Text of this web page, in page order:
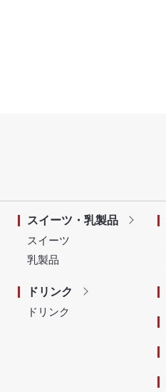
スイーツ・乳製品
スイーツ
乳製品
ドリンク
ドリンク